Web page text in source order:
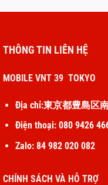
THÔNG TIN LIÊN HỆ
MOBILE VNT 39 TOKYO
Địa chỉ:東京都豊島区
Điện thoại: 080 9426
Zalo: 84 982 020 082
CHÍNH SÁCH VÀ HỖ TRỢ